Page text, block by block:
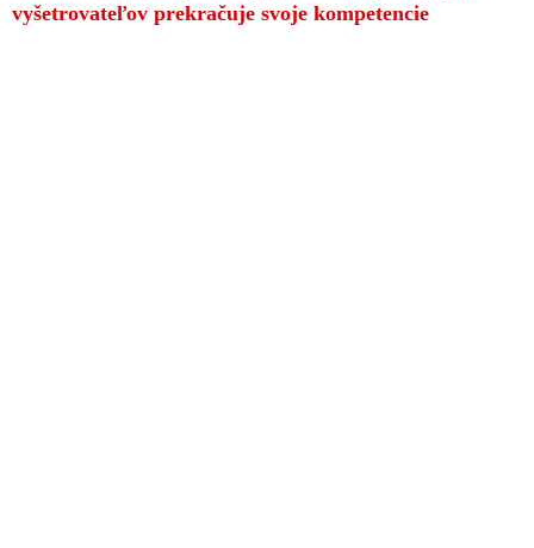
vyšetrovateľov prekračuje svoje kompetencie